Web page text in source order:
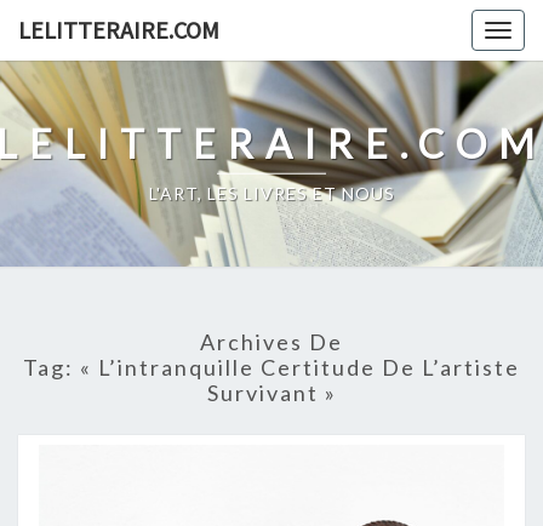
content
LELITTERAIRE.COM
L'ART, LES LIVRES ET NOUS
Archives De
Tag: « L’intranquille Certitude De L’artiste
Survivant »